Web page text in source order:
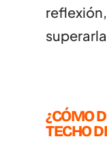
¿CÓMO
TECHO